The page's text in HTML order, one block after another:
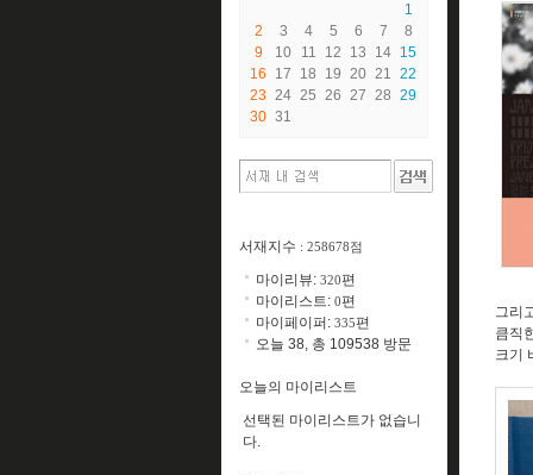
그리
큼직
크기
1
2
3 4 5 6 7
8
9
10 11 12 13 14 15
16
17 18 19 20 21 22
23 24 25 26 27 28 29
30 31
서재지수 : 258678점
마이리뷰: 320편
마이리스트: 0편
마이페이퍼: 335편
오늘 38, 총 109538 방문
오늘의 마이리스트
선택된 마이리스트가 없습니
다.